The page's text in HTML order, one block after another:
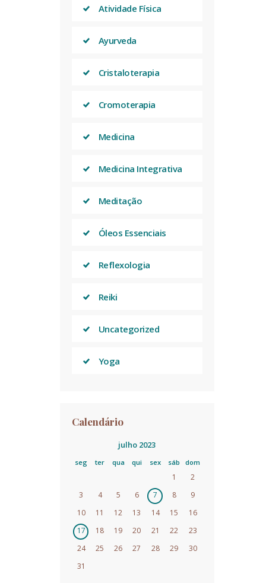
Atividade Física
Ayurveda
Cristaloterapia
Cromoterapia
Medicina
Medicina Integrativa
Meditação
Óleos Essenciais
Reflexologia
Reiki
Uncategorized
Yoga
Calendário
julho 2023
seg ter qua qui sex sáb dom
1
2
3
4 5 6 7 8
9
10
11 12 13 14 15
16
17
18 19 20 21 22
23
24
25 26 27 28 29
30
31